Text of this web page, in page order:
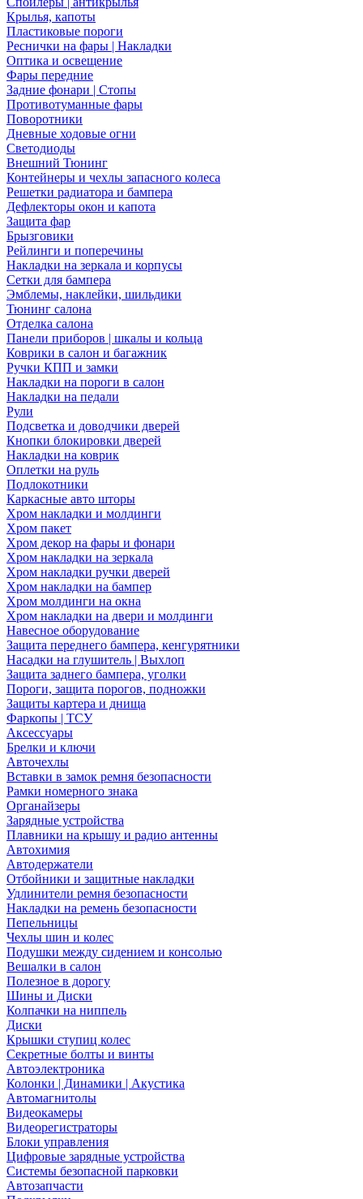
Крылья, капоты
Пластиковые пороги
Реснички на фары | Накладки
Оптика и освещение
Фары передние
Задние фонари | Стопы
Противотуманные фары
Поворотники
Дневные ходовые огни
Светодиоды
Внешний Тюнинг
Контейнеры и чехлы запасного колеса
Решетки радиатора и бампера
Дефлекторы окон и капота
Защита фар
Брызговики
Рейлинги и поперечины
Накладки на зеркала и корпусы
Сетки для бампера
Эмблемы, наклейки, шильдики
Тюнинг салона
Отделка салона
Панели приборов | шкалы и кольца
Коврики в салон и багажник
Ручки КПП и замки
Накладки на пороги в салон
Накладки на педали
Рули
Подсветка и доводчики дверей
Кнопки блокировки дверей
Накладки на коврик
Оплетки на руль
Подлокотники
Каркасные авто шторы
Хром накладки и молдинги
Хром пакет
Хром декор на фары и фонари
Хром накладки на зеркала
Хром накладки ручки дверей
Хром накладки на бампер
Хром молдинги на окна
Хром накладки на двери и молдинги
Навесное оборудование
Защита переднего бампера, кенгурятники
Насадки на глушитель | Выхлоп
Защита заднего бампера, уголки
Пороги, защита порогов, подножки
Защиты картера и днища
Фаркопы | ТСУ
Аксессуары
Брелки и ключи
Авточехлы
Вставки в замок ремня безопасности
Рамки номерного знака
Органайзеры
Зарядные устройства
Плавники на крышу и радио антенны
Автохимия
Автодержатели
Отбойники и защитные накладки
Удлинители ремня безопасности
Накладки на ремень безопасности
Пепельницы
Чехлы шин и колес
Подушки между сидением и консолью
Вешалки в салон
Полезное в дорогу
Шины и Диски
Колпачки на ниппель
Диски
Крышки ступиц колес
Секретные болты и винты
Автоэлектроника
Колонки | Динамики | Акустика
Автомагнитолы
Видеокамеры
Видеорегистраторы
Блоки управления
Цифровые зарядные устройства
Системы безопасной парковки
Автозапчасти